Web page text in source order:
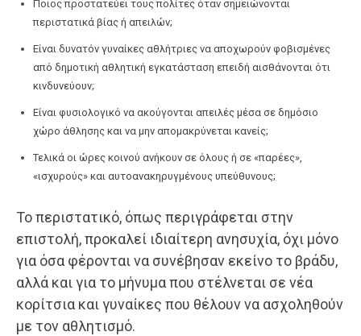
Ποιος προστατεύει τους πολίτες όταν σημειώνονται
περιστατικά βίας ή απειλών;
Είναι δυνατόν γυναίκες αθλήτριες να αποχωρούν φοβισμένες
από δημοτική αθλητική εγκατάσταση επειδή αισθάνονται ότι
κινδυνεύουν;
Είναι φυσιολογικό να ακούγονται απειλές μέσα σε δημόσιο
χώρο άθλησης και να μην απομακρύνεται κανείς;
Τελικά οι ώρες κοινού ανήκουν σε όλους ή σε «παρέες»,
«ισχυρούς» και αυτοανακηρυγμένους υπεύθυνους;
Το περιστατικό, όπως περιγράφεται στην
επιστολή, προκαλεί ιδιαίτερη ανησυχία, όχι μόνο
για όσα φέρονται να συνέβησαν εκείνο το βράδυ,
αλλά και για το μήνυμα που στέλνεται σε νέα
κορίτσια και γυναίκες που θέλουν να ασχοληθούν
με τον αθλητισμό.